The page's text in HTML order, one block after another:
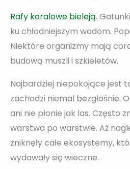
Rafy koralowe bieleją.
ku chłodniejszym wodom.
Niektóre organizmy mają
budową muszli i szkieletów.
Najbardziej niepokojące jest
zachodzi niemal bezgłośnie.
ani nie płonie jak las. Często
warstwa po warstwie. Aż
zniknęły całe ekosystemy,
wydawały się wieczne.